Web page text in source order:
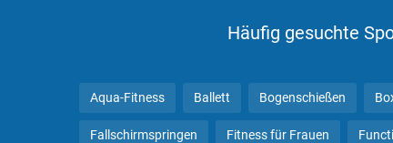
Häufig gesuchte
Aqua-Fitness Ballett Bogenschießen
Fallschirmspringen Fitness für Frauen